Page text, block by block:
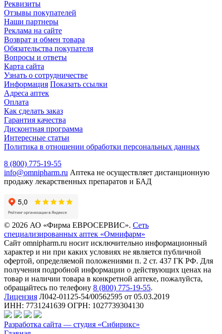
Реквизиты
Отзывы покупателей
Наши партнеры
Реклама на сайте
Возврат и обмен товара
Обязательства покупателя
Вопросы и ответы
Карта сайта
Узнать о сотрудничестве
Информация Показать ссылки
Адреса аптек
Оплата
Как сделать заказ
Гарантия качества
Дисконтная программа
Интересные статьи
Политика в отношении обработки персональных данных
8 (800) 775-19-55
info@omnipharm.ru Аптека не осуществляет дистанционную
продажу лекарственных препаратов и БАД
© 2026 АО «Фирма ЕВРОСЕРВИС». Сеть
специализированных аптек «Омнифарм»
Сайт omnipharm.ru носит исключительно информационный
характер и ни при каких условиях не является публичной
офертой, определяемой положениями п. 2 ст. 437 ГК РФ. Для
получения подробной информации о действующих ценах на
товар и наличии товара в конкретной аптеке, пожалуйста,
обращайтесь по телефону 8 (800) 775-19-55.
Лицензия Л042-01125-54/00562595 от 05.03.2019
ИНН: 7731241639 ОГРН: 1027739304130
Разработка сайта — студия «Сибирикс»